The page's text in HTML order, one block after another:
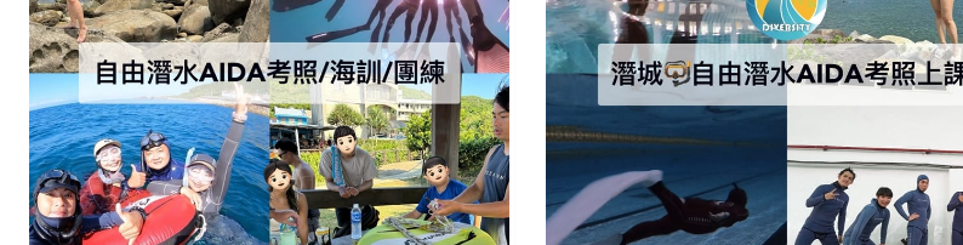
~
記
得
再
可
怕，
千
萬
不
風
涼
爽
角
~
收
廠
直
營，
人
體
工
學
椅
真
用
品，
按
壓
鬆